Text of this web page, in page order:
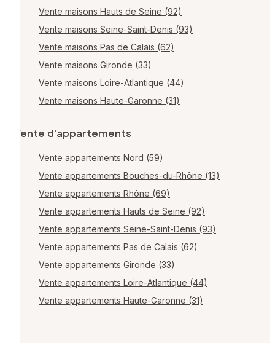
Vente maisons Hauts de Seine (92)
Vente maisons Seine-Saint-Denis (93)
Vente maisons Pas de Calais (62)
Vente maisons Gironde (33)
Vente maisons Loire-Atlantique (44)
Vente maisons Haute-Garonne (31)
Vente d'appartements
Vente appartements Nord (59)
Vente appartements Bouches-du-Rhône (13)
Vente appartements Rhône (69)
Vente appartements Hauts de Seine (92)
Vente appartements Seine-Saint-Denis (93)
Vente appartements Pas de Calais (62)
Vente appartements Gironde (33)
Vente appartements Loire-Atlantique (44)
Vente appartements Haute-Garonne (31)